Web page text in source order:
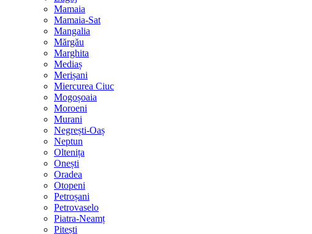
Mamaia
Mamaia-Sat
Mangalia
Mărgău
Marghita
Mediaș
Merișani
Miercurea Ciuc
Mogoșoaia
Moroeni
Murani
Negrești-Oaș
Neptun
Oltenița
Onești
Oradea
Otopeni
Petroșani
Petrovaselo
Piatra-Neamț
Pitești